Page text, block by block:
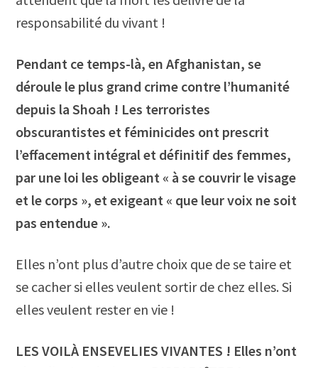
responsabilité du vivant !
Pendant ce temps-là, en Afghanistan, se
déroule le plus grand crime contre l’humanité
depuis la Shoah ! Les terroristes
obscurantistes et féminicides ont prescrit
l’effacement intégral et définitif des femmes,
par une loi les obligeant « à se couvrir le visage
et le corps », et exigeant « que leur voix ne soit
pas entendue ».
Elles n’ont plus d’autre choix que de se taire et
se cacher si elles veulent sortir de chez elles. Si
elles veulent rester en vie !
LES VOILÀ ENSEVELIES VIVANTES ! Elles n’ont